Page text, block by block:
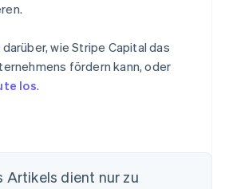
darüber, wie Stripe Capital das
fördern kann, oder
los.
Artikels dient nur zu